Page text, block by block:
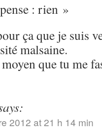
: rien »
ça que je suis
malsaine.
que tu me
2012 at 21 h 14 min